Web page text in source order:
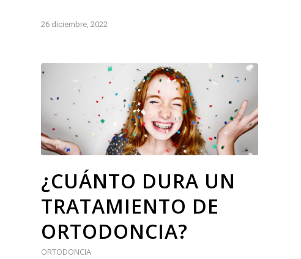
26 diciembre, 2022
¿CUÁNTO DURA UN
TRATAMIENTO DE
ORTODONCIA?
ORTODONCIA